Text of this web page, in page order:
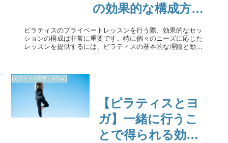
の効果的な構成方法
とは？
ピラティスのプライベートレッスンを行う際、効果的なセッ
ションの構成は非常に重要です。特に個々のニーズに応じた
レッスンを提供するには、ピラティスの基本的な理論と動き
ピラティス情報・コラム
【ピラティスとヨ
ガ】一緒に行うこ
とで得られる効果